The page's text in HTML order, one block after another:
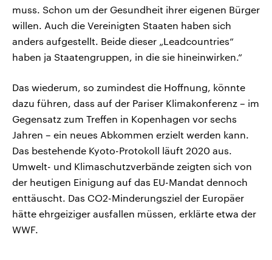
muss. Schon um der Gesundheit ihrer eigenen Bürger
willen. Auch die Vereinigten Staaten haben sich
anders aufgestellt. Beide dieser „Leadcountries“
haben ja Staatengruppen, in die sie hineinwirken.“
Das wiederum, so zumindest die Hoffnung, könnte
dazu führen, dass auf der Pariser Klimakonferenz – im
Gegensatz zum Treffen in Kopenhagen vor sechs
Jahren – ein neues Abkommen erzielt werden kann.
Das bestehende Kyoto-Protokoll läuft 2020 aus.
Umwelt- und Klimaschutzverbände zeigten sich von
der heutigen Einigung auf das EU-Mandat dennoch
enttäuscht. Das CO2-Minderungsziel der Europäer
hätte ehrgeiziger ausfallen müssen, erklärte etwa der
WWF.